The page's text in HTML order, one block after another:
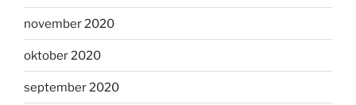
november 2020
oktober 2020
september 2020